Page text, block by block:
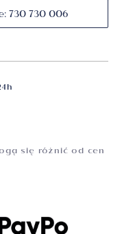
730 730 006
się różnić od cen